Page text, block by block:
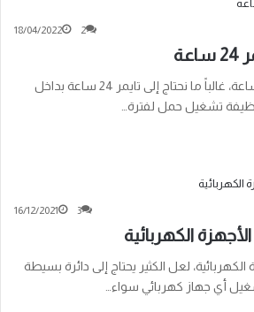
18/04/2022 2
طريقة توصيل تايمر 24 ساعة، غالباً ما نحتاج إلى تايمر 24 ساعة بداخل
وظيفة تشغيل حمل لفترة…
16/12/2021 3
الكهربائية
لعل الكثير يحتاج إلى دائرة بسيطة
أي جهاز كهربائي سواء…